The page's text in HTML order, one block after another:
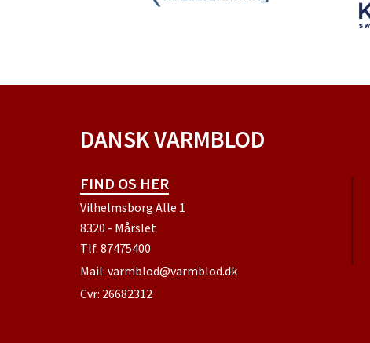
DANSK VARMBLOD
FIND OS HER
Vilhelmsborg Alle 1
8320 - Mårslet
Tlf. 87475400
Mail: varmblod@varmblod.dk
Cvr: 26682312